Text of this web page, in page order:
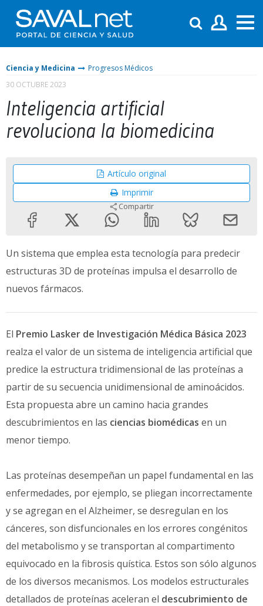
Ciencia y Medicina
Progresos Médicos
30 OCTUBRE 2023
Inteligencia artificial
revoluciona la biomedicina
Artículo original
Imprimir
Compartir
Un sistema que emplea esta tecnología para predecir
estructuras 3D de proteínas impulsa el desarrollo de
nuevos fármacos.
El Premio Lasker de Investigación Médica Básica 2023
realza el valor de un sistema de inteligencia artificial que
predice la estructura tridimensional de las proteínas a
partir de su secuencia unidimensional de aminoácidos.
Esta propuesta abre un camino hacia grandes
descubrimientos en las ciencias biomédicas en un
menor tiempo.
Las proteínas desempeñan un papel fundamental en las
enfermedades, por ejemplo, se pliegan incorrectamente
y se agregan en el Alzheimer, se desregulan en los
cánceres, son disfuncionales en los errores congénitos
del metabolismo y se transportan al compartimento
equivocado en la fibrosis quística. Estos son sólo algunos
de los diversos mecanismos. Los modelos estructurales
detallados de proteínas aceleran el descubrimiento de